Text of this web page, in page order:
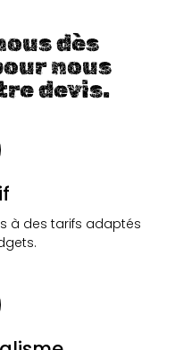
dès
nous
devis.
à des tarifs adaptés